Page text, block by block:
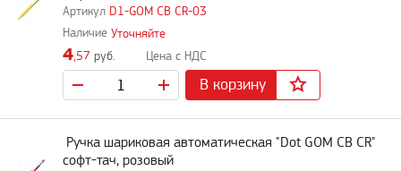
D1-GOM CB CR-03
Уточняйте
4,57 руб.
В корзину
Ручка шариковая автоматическая "Dot GOM CB CR"
софт-тач, розовый